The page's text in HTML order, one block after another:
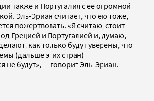
также и Португалия с ее огромной
Эль-Эриан считает, что ею тоже,
пожертвовать. «Я считаю, стоит
Грецией и Португалией и, думаю,
как только будут уверены, что
(дальше этих стран)
не будут», — говорит Эль-Эриан.